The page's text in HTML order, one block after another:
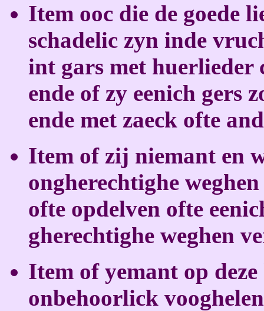
Item ooc die de goede
schadelic zyn inde
int gars met huerlieder
ende of zy eenich gers
ende met zaeck ofte
Item of zij niemant en
ongherechtighe
ofte opdelven ofte
gherechtighe weghen
Item of yemant op
onbehoorlick